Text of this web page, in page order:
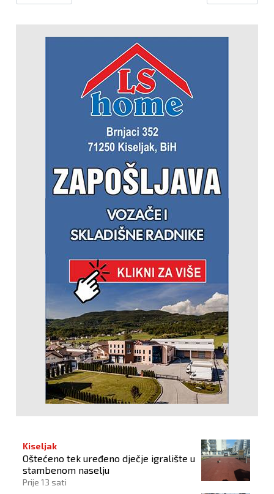
Kiseljak
Oštećeno tek uređeno dječje igralište u
stambenom naselju
Prije 13 sati